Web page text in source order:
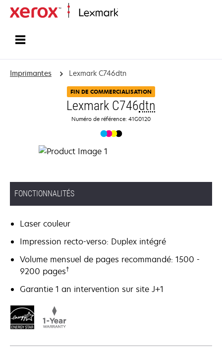
Imprimantes Lexmark C746dtn
FIN DE COMMERCIALISATION
Lexmark C746dtn
Numéro de référence: 41G0120
FONCTIONNALITÉS
Laser couleur
Impression recto-verso: Duplex intégré
Volume mensuel de pages recommandé: 1500 -
9200 pages†
Garantie 1 an intervention sur site J+1